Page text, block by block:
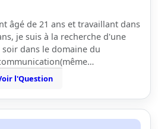
âgé de 21 ans et travaillant dans
je suis à la recherche d'une
dans le domaine du
l'Question